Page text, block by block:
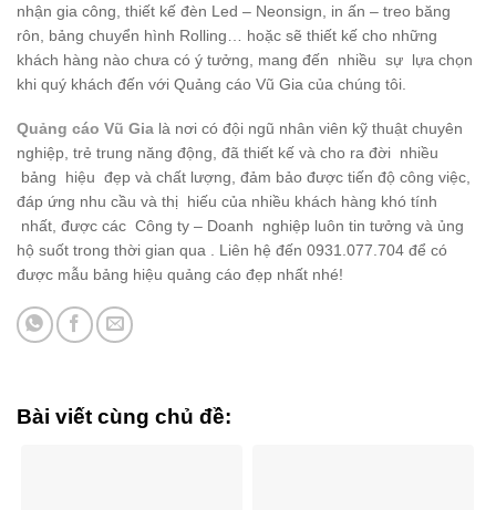
nhận gia công, thiết kế đèn Led – Neonsign, in ấn – treo băng
rôn, bảng chuyển hình Rolling… hoặc sẽ thiết kế cho những
khách hàng nào chưa có ý tưởng, mang đến nhiều sự lựa chọn
khi quý khách đến với Quảng cáo Vũ Gia của chúng tôi.
Quảng cáo Vũ Gia là nơi có đội ngũ nhân viên kỹ thuật chuyên
nghiệp, trẻ trung năng động, đã thiết kế và cho ra đời nhiều
bảng hiệu đẹp và chất lượng, đảm bảo được tiến độ công việc,
đáp ứng nhu cầu và thị hiếu của nhiều khách hàng khó tính
nhất, được các Công ty – Doanh nghiệp luôn tin tưởng và ủng
hộ suốt trong thời gian qua . Liên hệ đến 0931.077.704 để có
được mẫu bảng hiệu quảng cáo đẹp nhất nhé!
Bài viết cùng chủ đề: